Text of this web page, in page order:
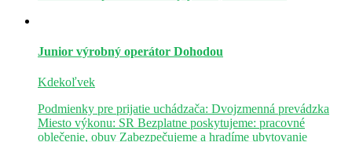
Junior výrobný operátor Dohodou
Kdekoľvek
Podmienky pre prijatie uchádzača: Dvojzmenná prevádzka
Miesto výkonu: SR Bezplatne poskytujeme: pracovné
oblečenie, obuv Zabezpečujeme a hradíme ubytovanie